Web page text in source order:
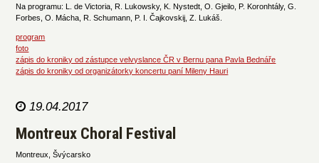
Na programu: L. de Victoria, R. Lukowsky, K. Nystedt, O. Gjeilo, P. Koronhtály, G.
Forbes, O. Mácha, R. Schumann, P. I. Čajkovskij, Z. Lukáš.
program
foto
zápis do kroniky od zástupce velvyslance ČR v Bernu pana Pavla Bednáře
zápis do kroniky od organizátorky koncertu paní Mileny Hauri
19.04.2017
Montreux Choral Festival
Montreux, Švýcarsko